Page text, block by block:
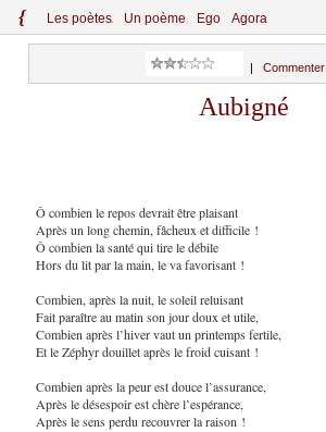
{ Les poètes Un poème Ego Agora
Commenter
Aubigné
Ô combien le repos devrait être plaisant
Après un long chemin, fâcheux et difficile !
Ô combien la santé qui tire le débile
Hors du lit par la main, le va favorisant !
Combien, après la nuit, le soleil reluisant
Fait paraître au matin son jour doux et utile,
Combien après l’hiver vaut un printemps fertile,
Et le Zéphyr douillet après le froid cuisant !
Combien après la peur est douce l’assurance,
Après le désespoir est chère l’espérance,
Après le sens perdu recouvrer la raison !